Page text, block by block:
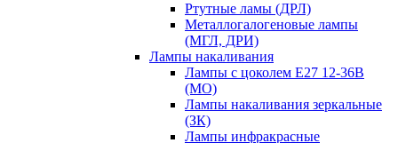
Ртутные ламы (ДРЛ)
Металлогалогеновые лампы
(МГЛ, ДРИ)
Лампы накаливания
Лампы с цоколем Е27 12-36В
(МО)
Лампы накаливания зеркальные
(ЗК)
Лампы инфракрасные